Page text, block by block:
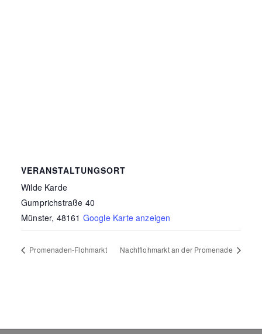
VERANSTALTUNGSORT
Wilde Karde
Gumprichstraße 40
Münster, 48161 Google Karte anzeigen
Promenaden-Flohmarkt Nachtflohmarkt an der Promenade